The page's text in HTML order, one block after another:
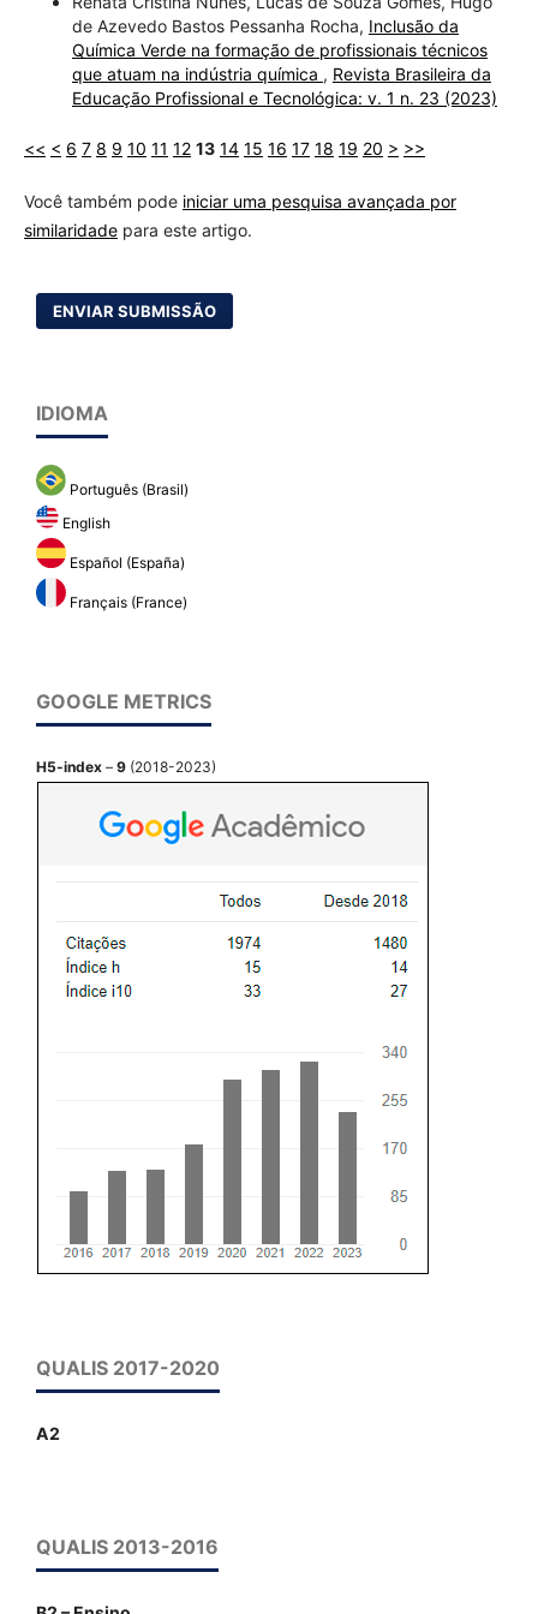
de Azevedo Bastos Pessanha Rocha, Inclusão da
Química Verde na formação de profissionais técnicos
que atuam na indústria química , Revista Brasileira da
Educação Profissional e Tecnológica: v. 1 n. 23 (2023)
<< < 6 7 8 9 10 11 12 13 14 15 16 17 18 19 20 > >>
Você também pode iniciar uma pesquisa avançada por
similaridadepara este artigo.
ENVIAR SUBMISSÃO
IDIOMA
Português (Brasil)
English
Español (España)
Français (France)
GOOGLE METRICS
H5-index – 9 (2018-2023)
QUALIS 2017-2020
A2
QUALIS 2013-2016